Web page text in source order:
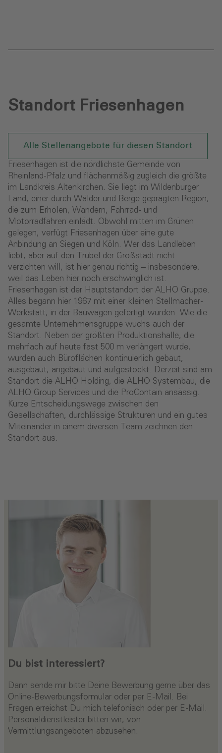
Standort Friesenhagen
Alle Stellenangebote für diesen Standort
Friesenhagen ist die nördlichste Gemeinde von
Rheinland-Pfalz und flächenmäßig zugleich die größte
im Landkreis Altenkirchen. Sie liegt im Wildenburger
Land, einer durch Wälder und Berge geprägten Region,
die zum Erholen, Wandern, Fahrrad- und
Motorradfahren einlädt. Obwohl mitten im Grünen
gelegen, verfügt Friesenhagen über eine gute
Anbindung an Siegen und Köln. Wer das Landleben
liebt, aber auf den Trubel der Großstadt nicht
verzichten will, ist hier genau richtig – insbesondere,
weil das Leben hier noch erschwinglich ist.
Friesenhagen ist der Hauptstandort der ALHO Gruppe.
Alles begann hier 1967 mit einer kleinen Stellmacher-
Werkstatt, in der Bauwagen gefertigt wurden. Wie die
gesamte Unternehmensgruppe wuchs auch der
Standort. Neben der größten Produktionshalle, die
mehrfach auf heute fast 500 m verlängert wurde,
wurden auch Büroflächen kontinuierlich gebaut,
ausgebaut, angebaut und aufgestockt. Derzeit sind am
Standort die ALHO Holding, die ALHO Systembau, die
ALHO Group Services und die ProContain ansässig.
Kurze Entscheidungswege zwischen den
Gesellschaften, durchlässige Strukturen und ein gutes
Miteinander in einem diversen Team zeichnen den
Standort aus.
Du bist interessiert?
Dann sende mir bitte Deine Bewerbung gerne über das
Online-Bewerbungsformular oder per E-Mail. Bei
Fragen erreichst Du mich telefonisch oder per E-Mail.
Personaldienstleister bitten wir, von
Vermittlungsangeboten abzusehen.